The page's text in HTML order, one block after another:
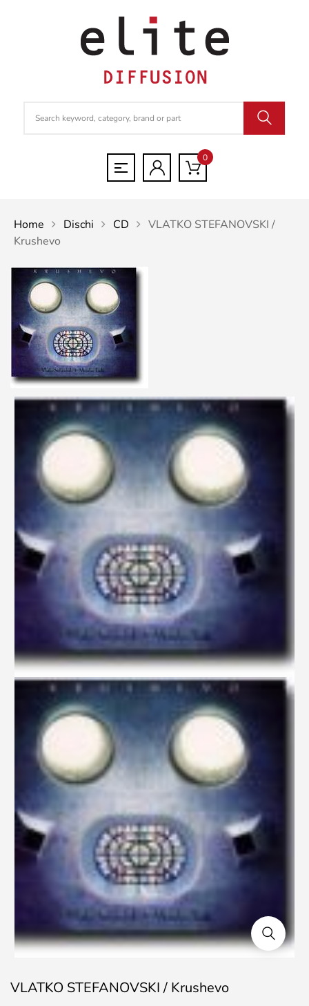
0
Home Dischi CD
VLATKO STEFANOVSKI /
Krushevo
VLATKO STEFANOVSKI / Krushevo